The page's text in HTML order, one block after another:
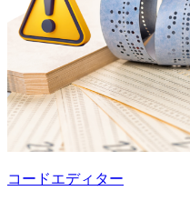
コードエディター